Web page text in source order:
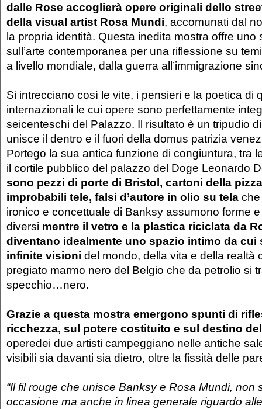
dalle Rose accoglierà opere originali dello
della visual artist Rosa Mundi, accomunati dal
la propria identità. Questa inedita mostra offre uno
sull’arte contemporanea per una riflessione su
a livello mondiale, dalla guerra all’immigrazione
Si intrecciano così le vite, i pensieri e la poetica di
internazionali le cui opere sono perfettamente
seicenteschi del Palazzo. Il risultato è un tripudio
unisce il dentro e il fuori della domus patrizia
Portego la sua antica funzione di congiuntura, tra
il cortile pubblico del palazzo del Doge Leonardo
sono pezzi di porte di Bristol, cartoni della
improbabili tele, falsi d’autore in olio su tela che
ironico e concettuale di Banksy assumono forme
diversi mentre il vetro e la plastica riciclata da
diventano idealmente uno spazio intimo da cui
infinite visioni del mondo, della vita e della realtà
pregiato marmo nero del Belgio che da petrolio si
specchio…nero.
Grazie a questa mostra emergono spunti di
ricchezza, sul potere costituito e sul destino
operedei due artisti campeggiano nelle antiche
visibili sia davanti sia dietro, oltre la fissità delle
“Il fil rouge che unisce Banksy e Rosa Mundi, non
occasione ma anche in linea generale riguardo